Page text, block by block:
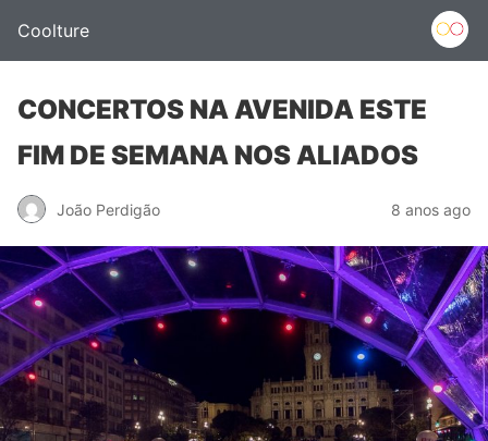
Coolture
CONCERTOS NA AVENIDA ESTE
FIM DE SEMANA NOS ALIADOS
João Perdigão 8 anos ago